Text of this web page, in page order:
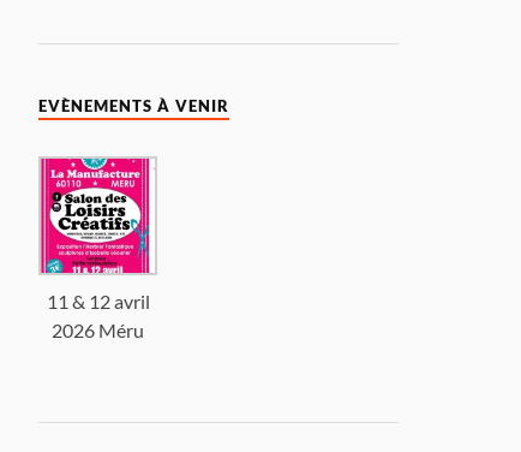
EVÈNEMENTS À VENIR
11 & 12 avril
2026 Méru